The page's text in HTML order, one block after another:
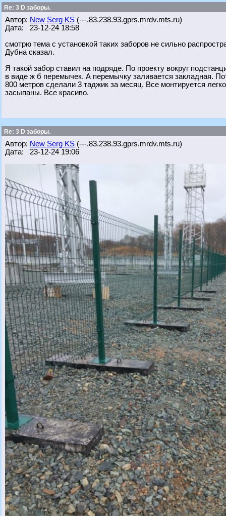
Re: 3 D заборы.
Автор: New Serg KS (---.83.238.93.gprs.mrdv.mts.ru)
Дата: 23-12-24 18:58
смотрю тема с установкой таких заборов не сильно
Дубна сказал.
Я такой забор ставил на подряде. По проекту вокруг
в виде ж б перемычек. А перемычку заливается закладная.
800 метров сделали 3 таджик за месяц. Все монтируется
засыпаны. Все красиво.
Re: 3 D заборы.
Автор: New Serg KS (---.83.238.93.gprs.mrdv.mts.ru)
Дата: 23-12-24 19:06